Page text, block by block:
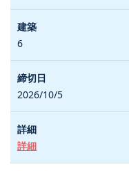
6
2026/10/5
詳細